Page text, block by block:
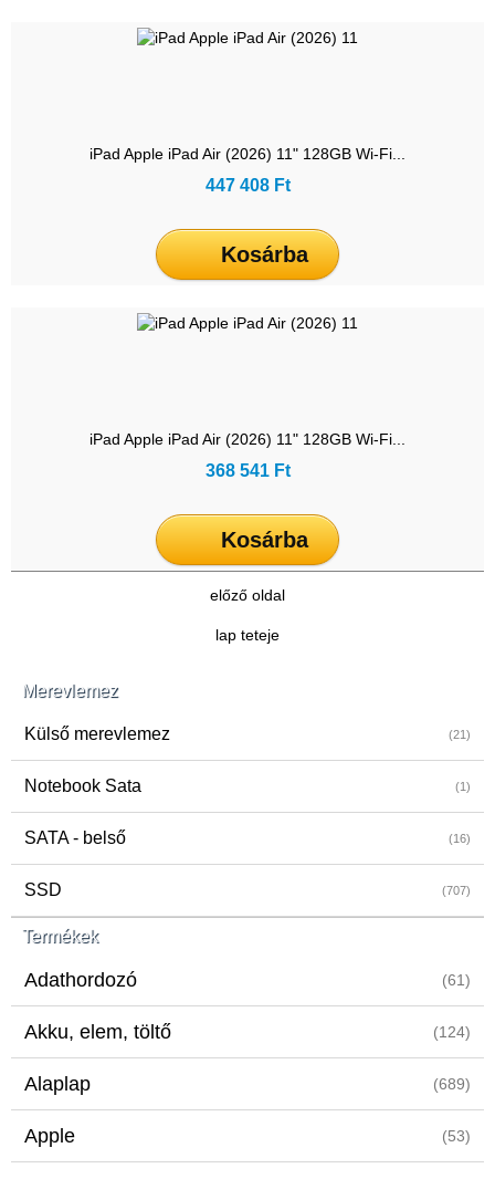
Merevlemez
Külső merevlemez (21)
Notebook Sata (1)
SATA - belső (16)
SSD (707)
Termékek
Adathordozó (61)
Akku, elem, töltő (124)
Alaplap (689)
Apple (53)
iPad Apple iPad Air (2026) 11" 128GB Wi-Fi...
447 408 Ft
Kosárba
iPad Apple iPad Air (2026) 11" 128GB Wi-Fi...
368 541 Ft
Kosárba
előző oldal
lap teteje